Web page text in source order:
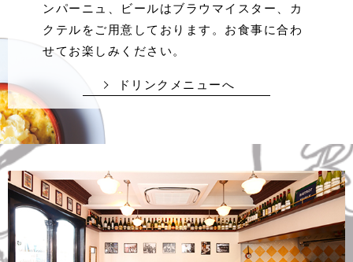
ンパーニュ、ビールはブラウマイスター、カ
クテルをご用意しております。 お食事に合わ
せてお楽しみください。
ドリンクメニューへ